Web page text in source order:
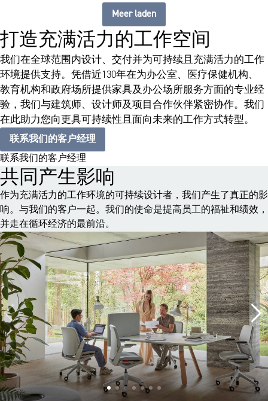
Meer laden
打造充满活力的工作空间
我们在全球范围内设计、交付并为可持续且充满活力的工作
环境提供支持。凭借近130年在为办公室、医疗保健机构、
教育机构和政府场所提供家具及办公场所服务方面的专业经
验，我们与建筑师、设计师及项目合作伙伴紧密协作。我们
在此助力您向更具可持续性且面向未来的工作方式转型。
联系我们的客户经理
联系我们的客户经理
共同产生影响
作为充满活力的工作环境的可持续设计者，我们产生了真正的影
响。与我们的客户一起。我们的使命是提高员工的福祉和绩效，
并走在循环经济的最前沿。